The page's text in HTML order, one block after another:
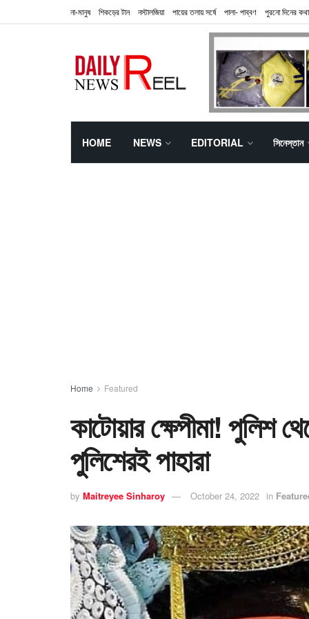
না-মানুষ শিকড়ের টান নস্টালজিয়া পায়ের তলায় সর্ষে পালা- পাব্বণ পুরনো দিনের কথা
HOME NEWS EDITORIAL সিনেস্তান
Home Featured
কাটোয়ার ক্ষ‍েপীমা!
পুলিশেরই পাহারা
by Maitreyee Sinharoy October 24, 2022 in